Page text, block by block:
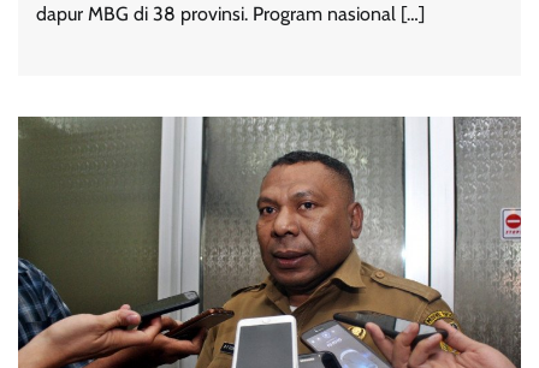
dapur MBG di 38 provinsi. Program nasional […]